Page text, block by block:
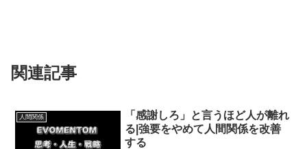
関連記事
人間関係
「感謝しろ」と言うほど人が離れ
る|強要をやめて人間関係を改善
する